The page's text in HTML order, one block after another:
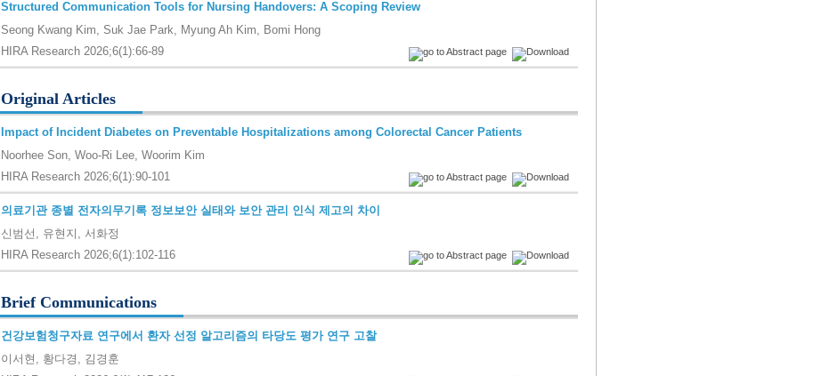
Structured Communication Tools for Nursing Handovers: A Scoping Review
Seong Kwang Kim, Suk Jae Park, Myung Ah Kim, Bomi Hong
HIRA Research 2026;6(1):66-89
Original Articles
Impact of Incident Diabetes on Preventable Hospitalizations among Colorectal Cancer Patients
Noorhee Son, Woo-Ri Lee, Woorim Kim
HIRA Research 2026;6(1):90-101
의료기관 종별 전자의무기록 정보보안 실태와 보안 관리 인식 제고의 차이
신범선, 유현지, 서화정
HIRA Research 2026;6(1):102-116
Brief Communications
건강보험청구자료 연구에서 환자 선정 알고리즘의 타당도 평가 연구 고찰
이서현, 황다경, 김경훈